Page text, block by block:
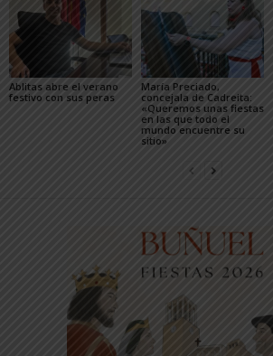
Ablitas abre el verano
festivo con sus peras
María Preciado,
concejala de Cadreita:
«Queremos unas fiestas
en las que todo el
mundo encuentre su
sitio»